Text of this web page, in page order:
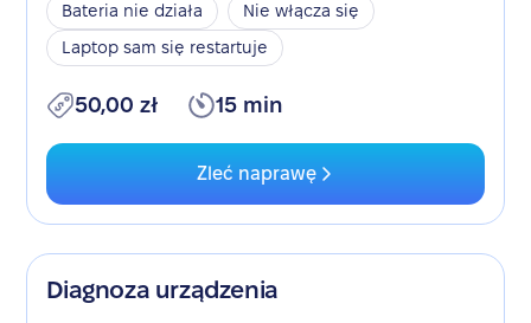
Bateria nie działa
Nie włącza się
Laptop sam się restartuje
50,00 zł 15 min
Zleć naprawę
Diagnoza urządzenia